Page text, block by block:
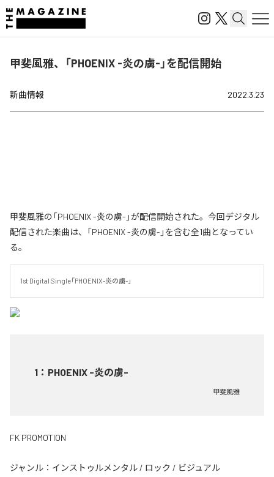
甲斐風雅、「PHOENIX -炎の虜-」を配信開始
新曲情報 2022.3.23
甲斐風雅の「PHOENIX -炎の虜-」が配信開始された。今回デジタル
配信された楽曲は、「PHOENIX -炎の虜-」を含む全1曲となってい
る。
1st Digital Single「PHOENIX-炎の虜-」
1 ： PHOENIX -炎の虜-
甲斐風雅
FK PROMOTION
ジャンル： インストゥルメンタル / ロック / ビジュアル